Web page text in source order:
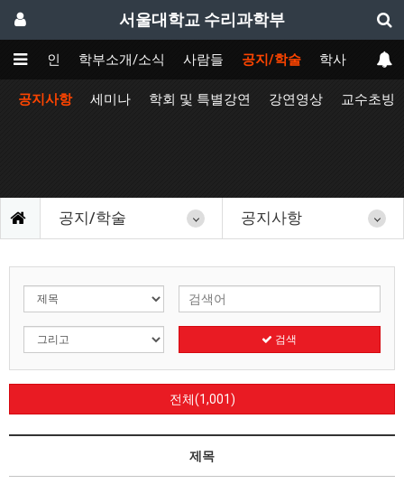
서울대학교 수리과학부
메인 학부소개/소식 사람들 공지/학술 학사
공지사항 세미나 학회 및 특별강연 강연영상 교수초빙
공지/학술 공지사항
검색
전체(1,001)
제목